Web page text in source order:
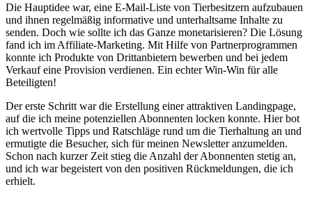
Die​ Hauptidee war, eine E-Mail-Liste⁢ von Tierbesitzern aufzubauen
und ihnen⁤ regelmäßig informative und unterhaltsame ⁢Inhalte ⁤zu
senden. Doch wie sollte ich das Ganze monetarisieren? Die Lösung
fand ich im Affiliate-Marketing. Mit Hilfe von Partnerprogrammen
konnte ich Produkte von Drittanbietern bewerben und bei jedem
Verkauf eine Provision verdienen. Ein echter Win-Win für alle
Beteiligten!
Der ‌erste Schritt war die Erstellung einer attraktiven Landingpage,
auf die ich meine potenziellen⁤ Abonnenten‌ locken konnte. Hier bot
ich wertvolle Tipps und Ratschläge rund um die ⁢Tierhaltung an und
ermutigte die Besucher, sich für meinen Newsletter anzumelden.
Schon nach kurzer Zeit stieg die Anzahl der Abonnenten stetig an,
und ich war​ begeistert von den positiven​ Rückmeldungen, ⁤die ich
erhielt.